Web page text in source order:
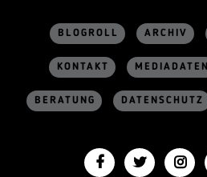
BLOGROLL ARCHIV
KONTAKT MEDIADATEN
BERATUNG DATENSCHUTZ